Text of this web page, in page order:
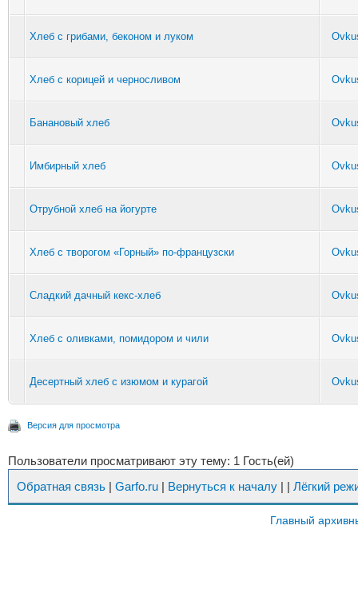
Хлеб с грибами, беконом и луком
Хлеб с корицей и черносливом
Банановый хлеб
Имбирный хлеб
Отрубной хлеб на йогурте
Хлеб с творогом «Горный» по-французски
Сладкий дачный кекс-хлеб
Хлеб с оливками, помидором и чили
Десертный хлеб с изюмом и курагой
Версия для просмотра
Пользователи просматривают эту тему: 1 Гость(ей)
Обратная связь | Garfo.ru | Вернуться к началу | | Лёгкий
Главный